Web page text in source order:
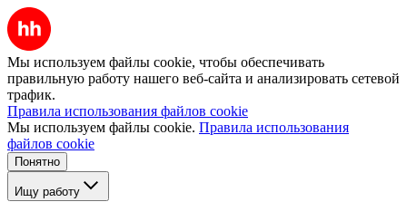
Мы используем файлы cookie, чтобы обеспечивать
правильную работу нашего веб-сайта и анализировать сетевой
трафик.
Правила использования файлов cookie
Мы используем файлы cookie. Правила использования
файлов cookie
Понятно
Ищу работу